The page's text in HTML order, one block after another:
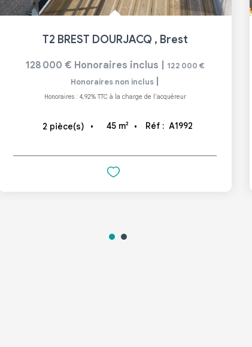
T2 BREST DOURJACQ , Brest
128 000 € Honoraires inclus
122 000 €
Honoraires non inclus
Honoraires : 4,92% TTC à la charge de l'acquéreur
2 pièce(s) 45 m² Réf : A1992